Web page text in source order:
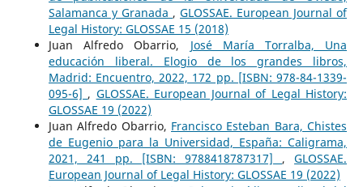
Salamanca y Granada ,GLOSSAE. European Journal of
Legal History: GLOSSAE 15 (2018)
Juan Alfredo Obarrio, José María Torralba, Una
educación liberal. Elogio de los grandes libros,
Madrid: Encuentro, 2022, 172 pp. [ISBN: 978-84-1339-
095-6] , GLOSSAE. European Journal of Legal History:
GLOSSAE 19 (2022)
Juan Alfredo Obarrio, Francisco Esteban Bara, Chistes
de Eugenio para la Universidad, España: Caligrama,
2021, 241 pp. [ISBN: 9788418787317] ,GLOSSAE.
European Journal of Legal History: GLOSSAE 19 (2022)